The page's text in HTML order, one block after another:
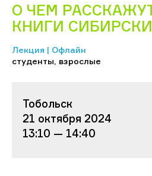
О ЧЕМ
КНИГИ
Лекция | Офлайн
студенты, взрослые
Тобольск
21 октября 2024
13:10 — 14:40